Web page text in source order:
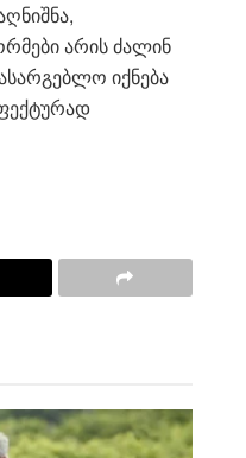
არის ძალინ
იქნება